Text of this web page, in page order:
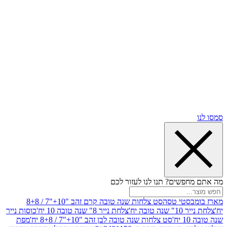
תנו לנו לעזור לכם
טסה
סט צלחות שנה טובה קרם זהב "10+"7 / 8+8
יח'
צלחת נייר 8" שנה טובה 10 יח'
כוסות נייר
סט צלחות שנה טובה לבן זהב "10+"7 / 8+8 יח'
מפת